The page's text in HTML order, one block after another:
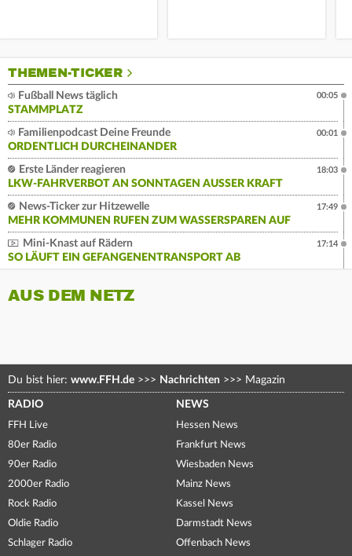
THEMEN-TICKER
Fußball News täglich
STAMMPLATZ
00:05
Familienpodcast Deine Freunde
ORDENTLICH DURCHEINANDER
00:01
Erste Länder reagieren
LKW-FAHRVERBOT AN SONNTAGEN AUSSER KRAFT
18:03
News-Ticker zur Hitzewelle
MEHR KOMMUNEN RUFEN ZUM WASSERSPAREN AUF
17:49
Mini-Knast auf Rädern
SO LÄUFT EIN GEFANGENENTRANSPORT AB
17:14
AUS DEM NETZ
Du bist hier: www.FFH.de >>> Nachrichten >>> Magazin
RADIO
FFH Live
80er Radio
90er Radio
2000er Radio
Rock Radio
Oldie Radio
Schlager Radio
NEWS
Hessen News
Frankfurt News
Wiesbaden News
Mainz News
Kassel News
Darmstadt News
Offenbach News